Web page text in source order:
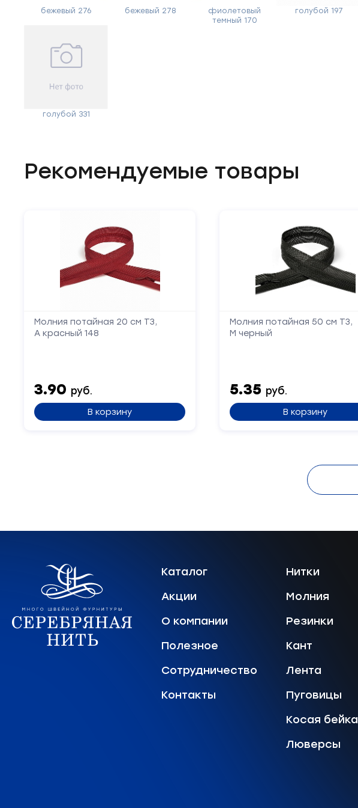
бежевый 276 бежевый 278
фиолетовый
темный 170
голубой 197
голубой 331
Рекомендуемые товары
Молния потайная 20 см Т3,
А красный 148
3.90 руб.
В корзину
Молния потайная 50 см Т3,
М черный
5.35 руб.
В корзину
Каталог
Акции
О компании
Полезное
Сотрудничество
Контакты
Нитки
Молния
Резинки
Кант
Лента
Пуговицы
Косая бейка
Люверсы